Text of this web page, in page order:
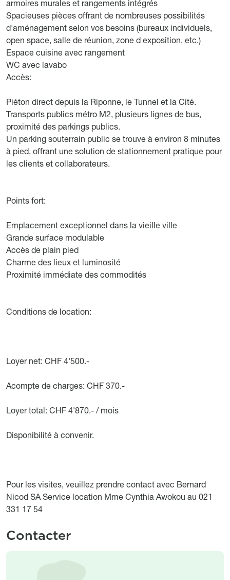
armoires murales et rangements intégrés
Spacieuses pièces offrant de nombreuses possibilités
d'aménagement selon vos besoins (bureaux individuels,
open space, salle de réunion, zone d exposition, etc.)
Espace cuisine avec rangement
WC avec lavabo
Accès:
Piéton direct depuis la Riponne, le Tunnel et la Cité.
Transports publics métro M2, plusieurs lignes de bus,
proximité des parkings publics.
Un parking souterrain public se trouve à environ 8 minutes
à pied, offrant une solution de stationnement pratique pour
les clients et collaborateurs.
Points fort:
Emplacement exceptionnel dans la vieille ville
Grande surface modulable
Accès de plain pied
Charme des lieux et luminosité
Proximité immédiate des commodités
Conditions de location:
Loyer net: CHF 4'500.-
Acompte de charges: CHF 370.-
Loyer total: CHF 4'870.- / mois
Disponibilité à convenir.
Pour les visites, veuillez prendre contact avec Bernard
Nicod SA Service location Mme Cynthia Awokou au 021
331 17 54
Contacter